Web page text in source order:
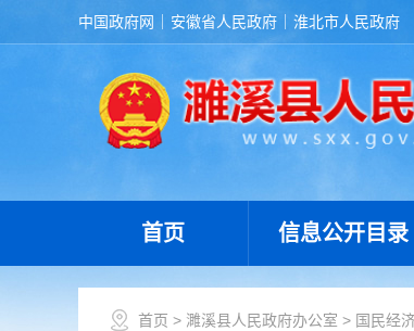
中国政府网 安徽省人民政府 淮北市人民政府
首页 信息公开目录
首页 > 濉溪县人民政府办公室 > 国民经